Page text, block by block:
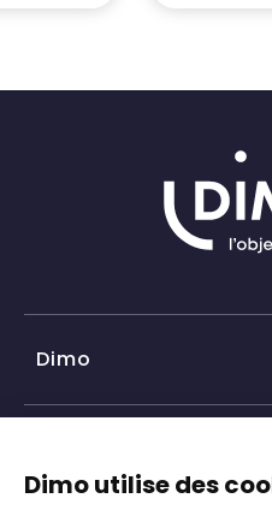
Dimo utilise des
Dimo
Historique DIMO